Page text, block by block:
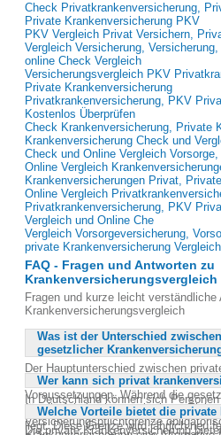
Check Privatkrankenversicherung,
Private Krankenversicherung PKV
PKV Vergleich Privat Versichern,
Vergleich Versicherung,
online Check Vergleich
Versicherungsvergleich PKV
Private Krankenversicherung
Privatkrankenversicherung, PKV
Kostenlos Überprüfen
Check Krankenversicherung, Private
Krankenversicherung Check und
Check und Online Vergleich
Online Vergleich
Krankenversicherungen Privat,
Online Vergleich
Privatkrankenversicherung, PKV
Vergleich und Online Che
Vergleich Vorsorgeversicherung,
private Krankenversicherung
FAQ - Fragen und Antworten zu
Krankenversicherungsvergleich
Fragen und kurze leicht verständliche
Krankenversicherungsvergleich
Was ist der Unterschied
gesetzlicher
Der Hauptunterschied zwischen
Krankenversicherung liegt in der Art
Voraussetzungen. Während die
für alle Arbeitnehmer mit einem
Versicherungspflichtgrenze
Wer kann sich privat
In Deutschland können sich
deren Bruttoeinkommen oberhalb
liegt. Diese Grenze wird jährlich neu
Welche Vorteile bietet die
Die private Krankenversicherung